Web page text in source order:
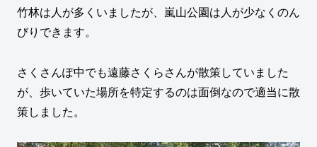
竹林は人が多くいましたが、嵐山公園は人が少なくのん
びりできます。
さくさんぽ中でも遠藤さくらさんが散策していました
が、歩いていた場所を特定するのは面倒なので適当に散
策しました。